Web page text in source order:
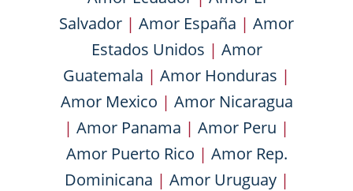
Salvador | Amor España | Amor
Estados Unidos | Amor
Guatemala | Amor Honduras |
Amor Mexico | Amor Nicaragua
| Amor Panama | Amor Peru |
Amor Puerto Rico | Amor Rep.
Dominicana | Amor Uruguay|